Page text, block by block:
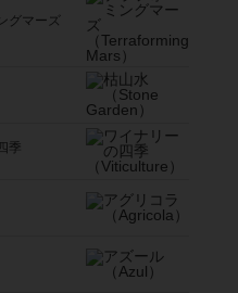
マレン・リッへ（Maren Rache）
グマーズ
季